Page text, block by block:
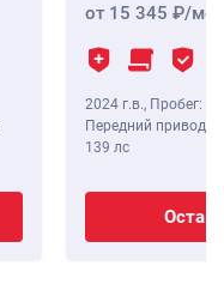
от 15 345 /мес
2024 г.в., Пробег: 8
Передний привод,
139 лс